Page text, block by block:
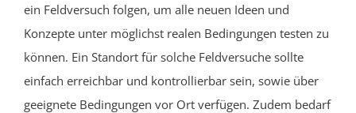
ein Feldversuch folgen, um alle neuen Ideen und
Konzepte unter möglichst realen Bedingungen testen zu
können. Ein Standort für solche Feldversuche sollte
einfach erreichbar und kontrollierbar sein, sowie über
geeignete Bedingungen vor Ort verfügen. Zudem bedarf